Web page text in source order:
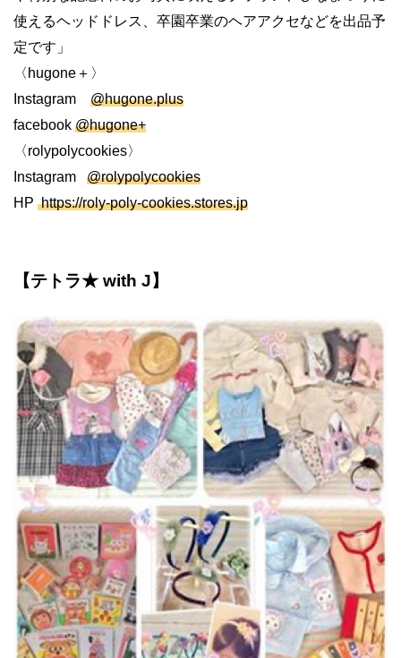
使えるヘッドドレス、卒園卒業のヘアアクセなどを出品予
定です」
〈hugone＋〉
Instagram @hugone.plus
facebook @hugone+
〈rolypolycookies〉
Instagram @rolypolycookies
HP https://roly-poly-cookies.stores.jp
【テトラ★ with J】